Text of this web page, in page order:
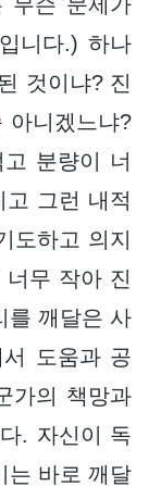
니다.) 하나
것이냐? 진
아니겠느냐?
분량이 너
그런 내적
도하고 의지
무 작아 진
를 깨달은 사
도움과 공
가의 책망과
. 자신이 독
는 바로 깨달